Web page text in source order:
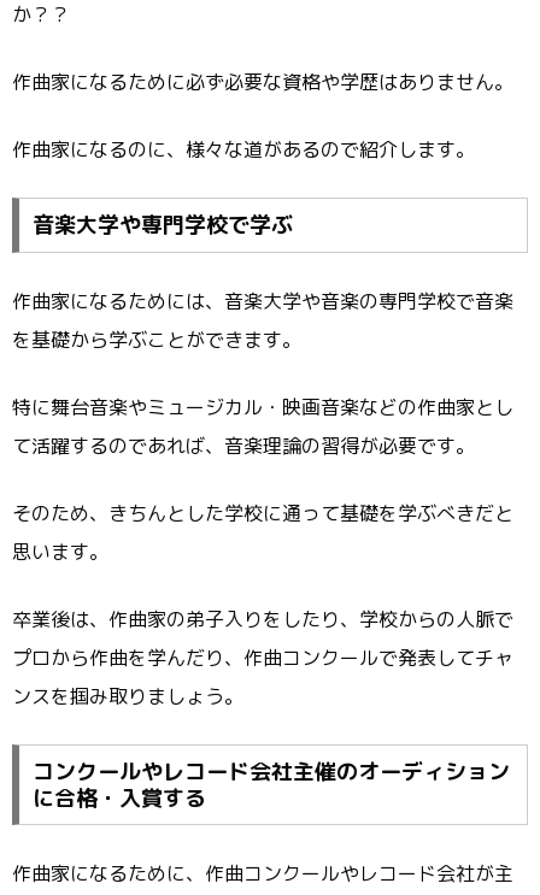
か？？
作曲家になるために必ず必要な資格や学歴はありません。
作曲家になるのに、様々な道があるので紹介します。
音楽大学や専門学校で学ぶ
作曲家になるためには、音楽大学や音楽の専門学校で音楽
を基礎から学ぶことができます。
特に舞台音楽やミュージカル・映画音楽などの作曲家とし
て活躍するのであれば、音楽理論の習得が必要です。
そのため、きちんとした学校に通って基礎を学ぶべきだと
思います。
卒業後は、作曲家の弟子入りをしたり、学校からの人脈で
プロから作曲を学んだり、作曲コンクールで発表してチャ
ンスを掴み取りましょう。
コンクールやレコード会社主催のオーディション
に合格・入賞する
作曲家になるために、作曲コンクールやレコード会社が主